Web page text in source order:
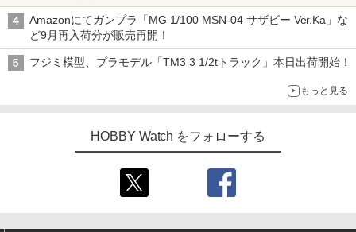
Amazonにてガンプラ「MG 1/100 MSN-04 サザビー Ver.Ka」な
ど9月再入荷分が販売再開！
フジミ模型、プラモデル「TM3 3 1/2tトラック」本日出荷開始！
もっと見る
HOBBY Watch をフォローする